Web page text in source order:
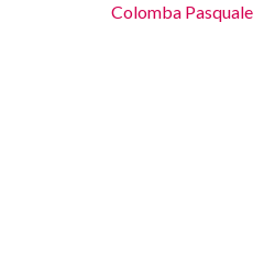
Colomba Pasquale